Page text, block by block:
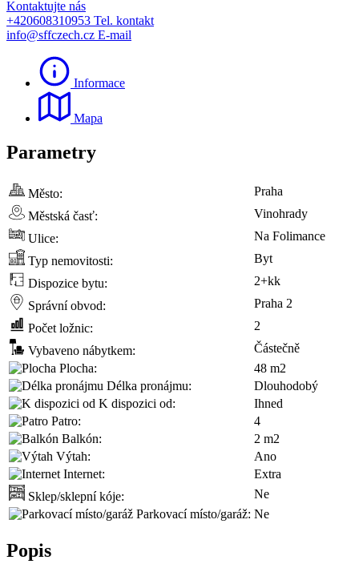
Kontaktujte nás
+420608310953 Tel. kontakt
info@sffczech.cz E-mail
Informace
Mapa
Parametry
Město:
Praha
Městská časť:
Vinohrady
Ulice:
Na Folimance
Typ nemovitosti:
Byt
Dispozice bytu:
2+kk
Správní obvod:
Praha 2
Počet ložnic:
2
Vybaveno nábytkem:
Částečně
Plocha:
48 m2
Délka pronájmu:
Dlouhodobý
K dispozici od:
Ihned
Patro:
4
Balkón:
2 m2
Výtah:
Ano
Internet:
Extra
Sklep/sklepní kóje:
Ne
Parkovací místo/garáž: Ne
Popis